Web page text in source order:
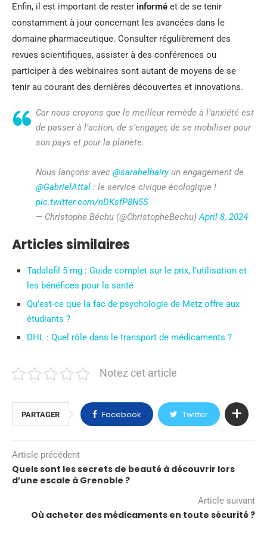
Enfin, il est important de rester informé et de se tenir
constamment à jour concernant les avancées dans le
domaine pharmaceutique. Consulter régulièrement des
revues scientifiques, assister à des conférences ou
participer à des webinaires sont autant de moyens de se
tenir au courant des dernières découvertes et innovations.
Car nous croyons que le meilleur remède à l’anxiété est
de passer à l’action, de s’engager, de se mobiliser pour
son pays et pour la planète.
Nous lançons avec @sarahelhairyun engagement de
@GabrielAttal : le service civique écologique !
pic.twitter.com/nDKsfP8N5S
— Christophe Béchu (@ChristopheBechu)April 8, 2024
Articles similaires
Tadalafil 5 mg : Guide complet sur le prix, l’utilisation et
les bénéfices pour la santé
Qu’est-ce que la fac de psychologie de Metz offre aux
étudiants ?
DHL : Quel rôle dans le transport de médicaments ?
Notez cet article
PARTAGER Facebook Twitter
Article précédent
Quels sont les secrets de beauté à découvrir lors
d’une escale à Grenoble ?
Article suivant
Où acheter des médicaments en toute sécurité ?